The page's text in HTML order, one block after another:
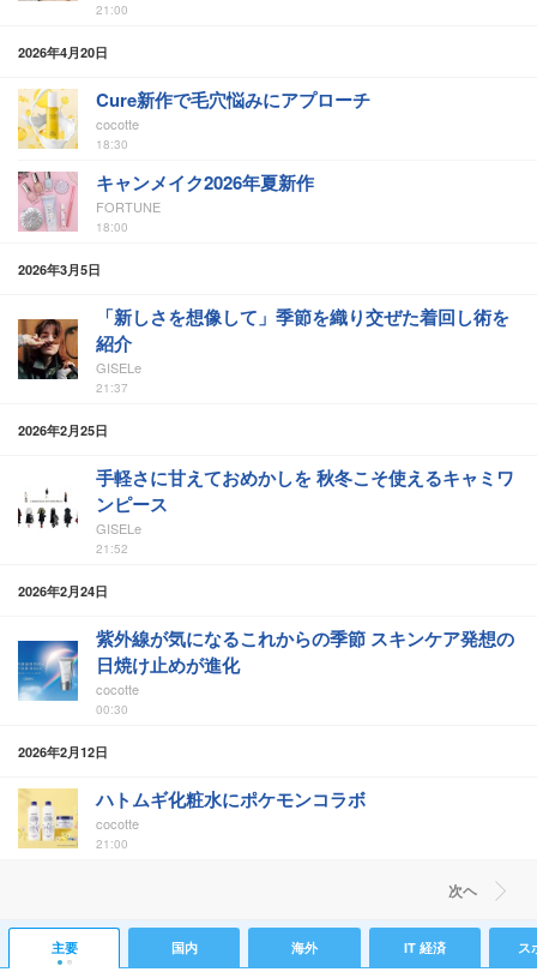
21:00
2026年4月20日
Cure新作で毛穴悩みにアプローチ
cocotte
18:30
キャンメイク2026年夏新作
FORTUNE
18:00
2026年3月5日
「新しさを想像して」季節を織り交ぜた着回し術を
紹介
GISELe
21:37
2026年2月25日
手軽さに甘えておめかしを 秋冬こそ使えるキャミワ
ンピース
GISELe
21:52
2026年2月24日
紫外線が気になるこれからの季節 スキンケア発想の
日焼け止めが進化
cocotte
00:30
2026年2月12日
ハトムギ化粧水にポケモンコラボ
cocotte
21:00
次ヘ
主要 国内 海外 IT 経済 ス